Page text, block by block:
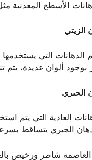
الأسطح المعدنية
الزيتي
الدهانات التي
بوجود ألوان عديدة،
الجيري
العادية التي يتم
الجيري يتساقط
شاطر ورخيص